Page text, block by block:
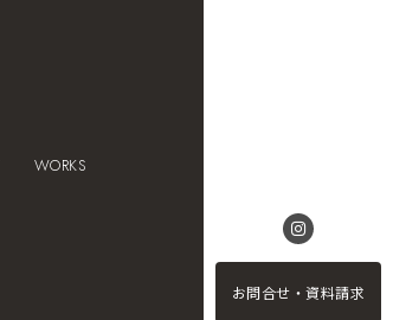
お問合せ・資料請求
WORKS